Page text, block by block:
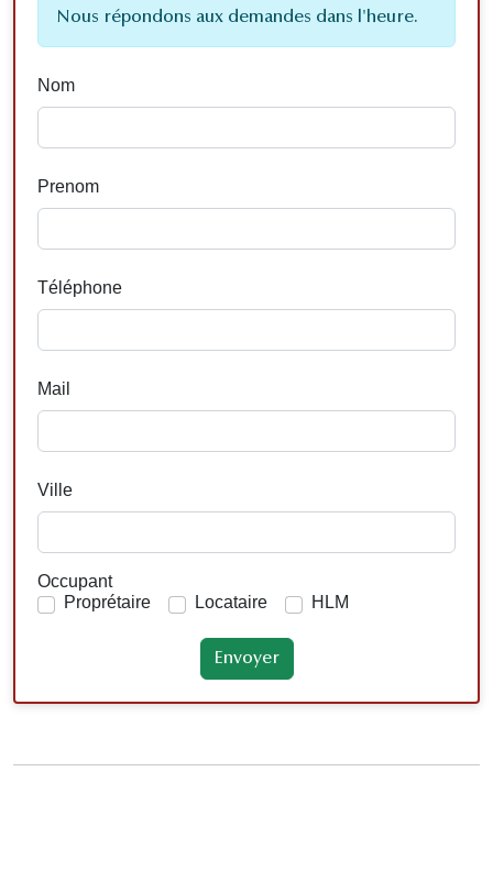
Nous répondons aux demandes dans l'heure.
Nom
Prenom
Téléphone
Mail
Ville
Occupant
Proprétaire
Locataire HLM